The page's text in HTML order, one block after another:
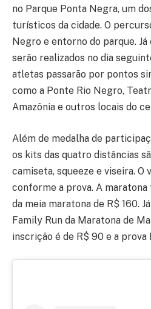
no Parque Ponta Negra, um
turísticos da cidade. O
Negro e entorno do parque. Já
serão realizados no dia
atletas passarão por pontos
como a Ponte Rio Negro,
Amazônia e outros locais do
Além de medalha de
os kits das quatro distâncias
camiseta, squeeze e viseira. O
conforme a prova. A
da meia maratona de R$ 160.
Family Run da Maratona de
inscrição é de R$ 90 e a prova